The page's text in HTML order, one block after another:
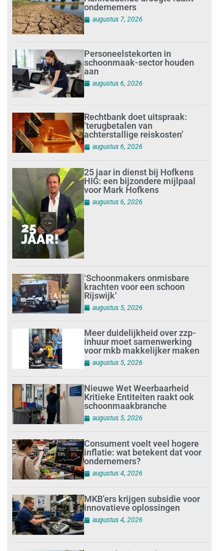
ondernemers
augustus 7, 2026
Personeelstekorten in
schoonmaak-sector houden
aan
augustus 6, 2026
Rechtbank doet uitspraak:
’terugbetalen van
achterstallige reiskosten’
augustus 6, 2026
25 jaar in dienst bij Hofkens
HIG: een bijzondere mijlpaal
voor Mark Hofkens
augustus 6, 2026
‘Schoonmakers onmisbare
krachten voor een schoon
Rijswijk’
augustus 5, 2026
Meer duidelijkheid over zzp-
inhuur moet samenwerking
voor mkb makkelijker maken
augustus 5, 2026
Nieuwe Wet Weerbaarheid
Kritieke Entiteiten raakt ook
schoonmaakbranche
augustus 5, 2026
Consument voelt veel hogere
inflatie: wat betekent dat voor
ondernemers?
augustus 4, 2026
MKB’ers krijgen subsidie voor
innovatieve oplossingen
augustus 4, 2026